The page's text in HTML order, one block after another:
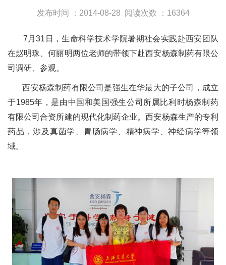
发布时间 ：2014-08-28 阅读次数 ：16364
7月31日，生命科学技术学院暑期社会实践赴西安团队
在赵明珠、何丽明两位老师的带领下赴西安杨森制药有限公
司调研、参观。
西安杨森制药有限公司是强生在华最大的子公司，成立
于1985年，是由中国和美国强生公司所属比利时杨森制药
有限公司合资所建的现代化制药企业。西安杨森生产的专利
药品，涉及真菌学、胃肠病学、精神病学、神经病学等领
域。